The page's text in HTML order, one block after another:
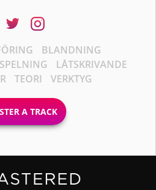
BLANDNING
LÅTSKRIVANDE
TEORI VERKTYG
A TRACK